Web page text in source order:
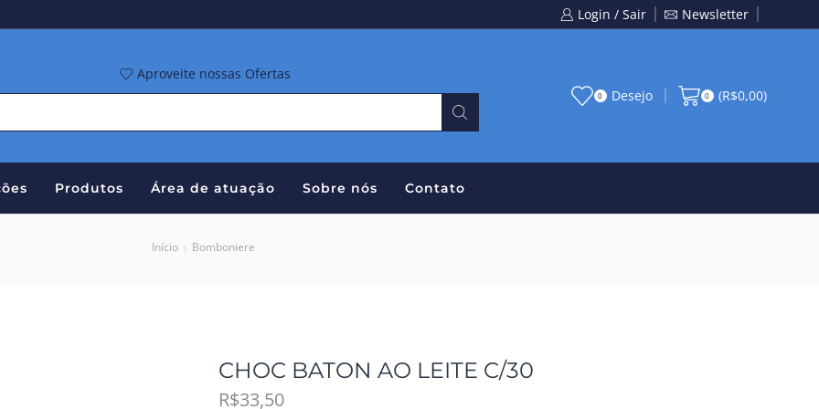
Login / Sair Newsletter
Aproveite nossas Ofertas
0 Desejo 0 (R$0,00)
Produtos Área de atuação Sobre nós Contato
Início Bomboniere
CHOC BATON AO LEITE C/30
R$33,50